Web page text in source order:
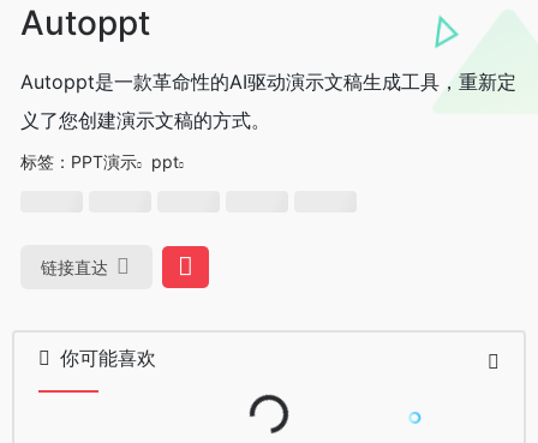
Autoppt
Autoppt是一款革命性的AI驱动演示文稿生成工具，重新定
义了您创建演示文稿的方式。
标签： PPT演示 ppt
链接直达
你可能喜欢 Loading...